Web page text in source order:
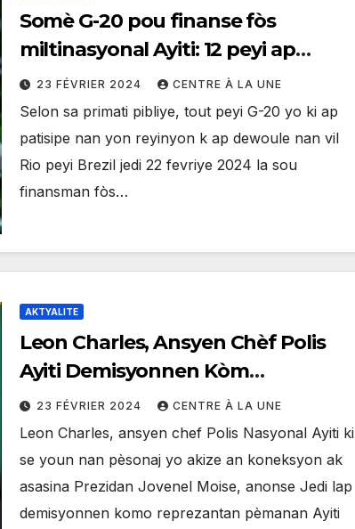
Somè G-20 pou finanse fòs
miltinasyonal Ayiti: 12 peyi ap
kontribye nan otè 120 milyon dola
23 FÉVRIER 2024 CENTRE À LA UNE
Selon sa primati pibliye, tout peyi G-20 yo ki ap
patisipe nan yon reyinyon k ap dewoule nan vil
Rio peyi Brezil jedi 22 fevriye 2024 la sou
finansman fòs…
AKTYALITE
Leon Charles, Ansyen Chèf Polis
Ayiti Demisyonnen Kòm
Reprezantan Ayiti nan OEA
23 FÉVRIER 2024 CENTRE À LA UNE
Leon Charles, ansyen chef Polis Nasyonal Ayiti ki
se youn nan pèsonaj yo akize an koneksyon ak
asasina Prezidan Jovenel Moise, anonse Jedi lap
demisyonnen komo reprezantan pèmanan Ayiti